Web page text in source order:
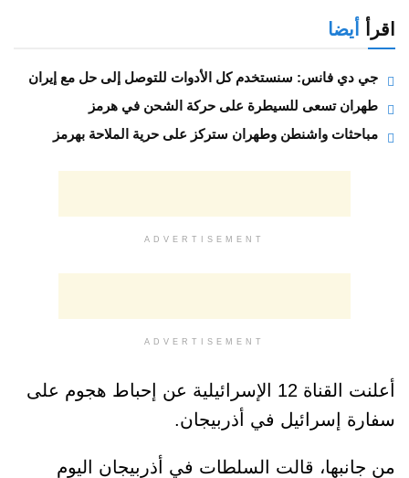
اقرأ أيضا
جي دي فانس: سنستخدم كل الأدوات للتوصل إلى حل مع إيران
طهران تسعى للسيطرة على حركة الشحن في هرمز
مباحثات واشنطن وطهران ستركز على حرية الملاحة بهرمز
ADVERTISEMENT
ADVERTISEMENT
أعلنت القناة 12 الإسرائيلية عن إحباط هجوم على
سفارة إسرائيل في أذربيجان.
من جانبها، قالت السلطات في أذربيجان اليوم